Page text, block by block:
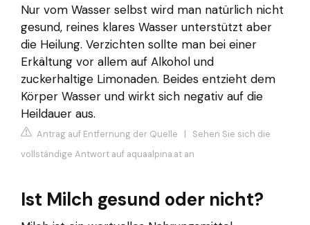
Nur vom Wasser selbst wird man natürlich nicht
gesund, reines klares Wasser unterstützt aber
die Heilung. Verzichten sollte man bei einer
Erkältung vor allem auf Alkohol und
zuckerhaltige Limonaden. Beides entzieht dem
Körper Wasser und wirkt sich negativ auf die
Heildauer aus.
Antrag auf Entfernung der Quelle | Sehen Sie sich die
vollständige Antwort auf aquaalpina.at an
Ist Milch gesund oder nicht?